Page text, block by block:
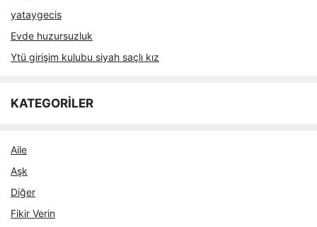
yataygecis
Evde huzursuzluk
Ytü girişim kulubu siyah saçlı kız
KATEGORİLER
Aile
Aşk
Diğer
Fikir Verin